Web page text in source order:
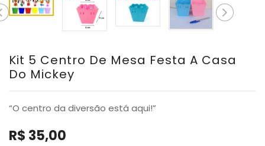
Kit 5 Centro De Mesa Festa A Casa
Do Mickey
“O centro da diversão está aqui!”
R$ 35,00